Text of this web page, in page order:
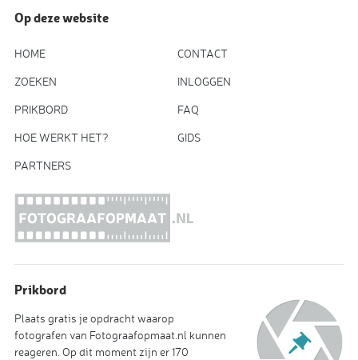
Op deze website
HOME CONTACT
ZOEKEN INLOGGEN
PRIKBORD FAQ
HOE WERKT HET? GIDS
PARTNERS
Prikbord
Plaats gratis je opdracht waarop
fotografen van Fotograafopmaat.nl kunnen
reageren. Op dit moment zijn er 170